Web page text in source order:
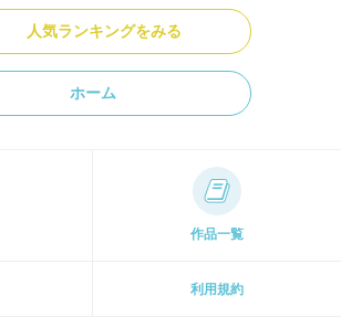
人気ランキングをみる
ホーム
作品一覧
利用規約